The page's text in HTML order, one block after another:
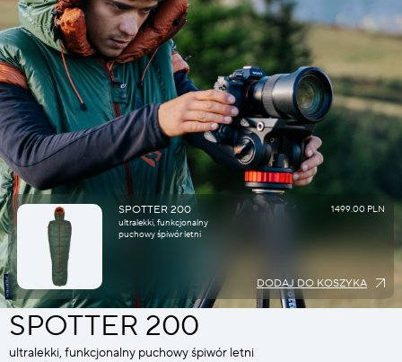
SPOTTER 200
ultralekki, funkcjonalny
puchowy śpiwór letni
1499.00 PLN
DODAJ DO KOSZYKA
SPOTTER 200
ultralekki, funkcjonalny puchowy śpiwór letni